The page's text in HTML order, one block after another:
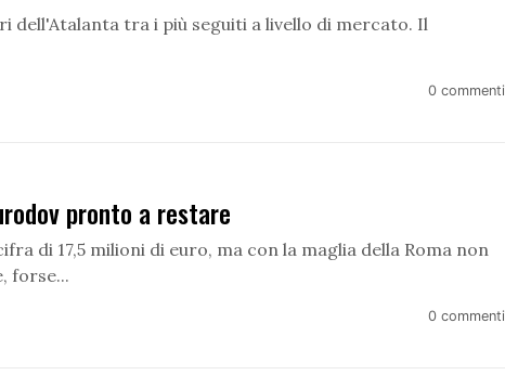
dell'Atalanta tra i più seguiti a livello di mercato. Il
0 commenti
pronto a restare
di 17,5 milioni di euro, ma con la maglia della Roma non
forse...
0 commenti